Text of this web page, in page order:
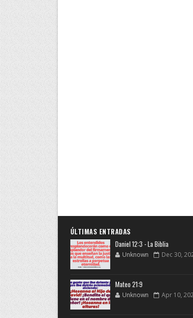
ÚLTIMAS ENTRADAS
Daniel 12:3 - La Biblia
Unknown Dec 30,
Mateo 21:9
Unknown Apr 10,